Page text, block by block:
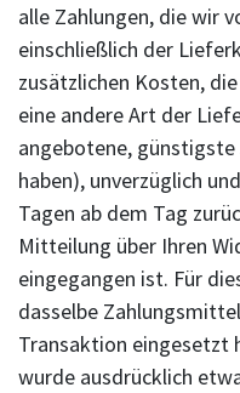
alle Zahlungen, die wir
einschließlich der
zusätzlichen Kosten,
eine andere Art der
angebotene,
haben), unverzüglich
Tagen ab dem Tag
Mitteilung über Ihren
eingegangen ist. Für
dasselbe
Transaktion eingesetzt
wurde ausdrücklich